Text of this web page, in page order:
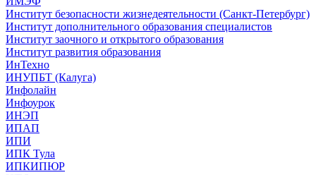
Институт безопасности жизнедеятельности (Санкт-Петербург)
Институт дополнительного образования специалистов
Институт заочного и открытого образования
Институт развития образования
ИнТехно
ИНУПБТ (Калуга)
Инфолайн
Инфоурок
ИНЭП
ИПАП
ИПИ
ИПК Тула
ИПКИПЮР